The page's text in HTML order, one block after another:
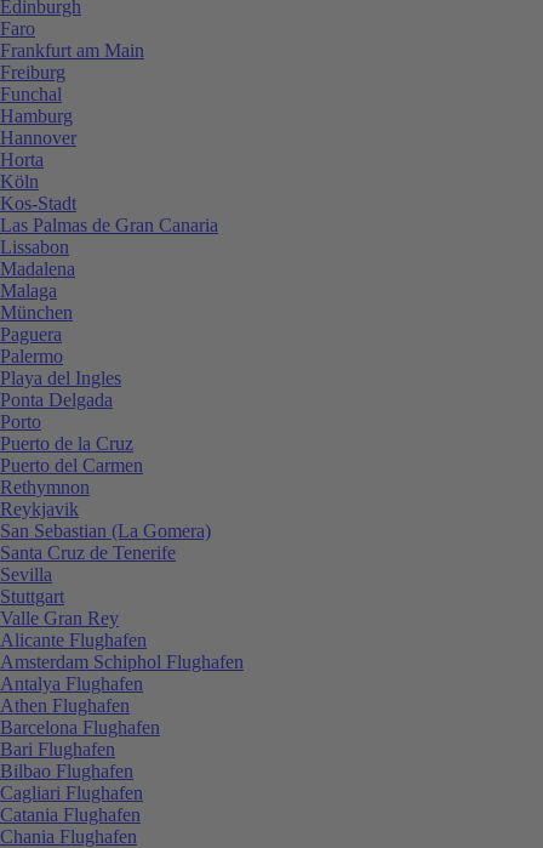
Edinburgh
Faro
Frankfurt am Main
Freiburg
Funchal
Hamburg
Hannover
Horta
Köln
Kos-Stadt
Las Palmas de Gran Canaria
Lissabon
Madalena
Malaga
München
Paguera
Palermo
Playa del Ingles
Ponta Delgada
Porto
Puerto de la Cruz
Puerto del Carmen
Rethymnon
Reykjavik
San Sebastian (La Gomera)
Santa Cruz de Tenerife
Sevilla
Stuttgart
Valle Gran Rey
Alicante Flughafen
Amsterdam Schiphol Flughafen
Antalya Flughafen
Athen Flughafen
Barcelona Flughafen
Bari Flughafen
Bilbao Flughafen
Cagliari Flughafen
Catania Flughafen
Chania Flughafen